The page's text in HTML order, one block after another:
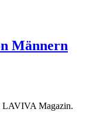
Männern
LAVIVA Magazin.